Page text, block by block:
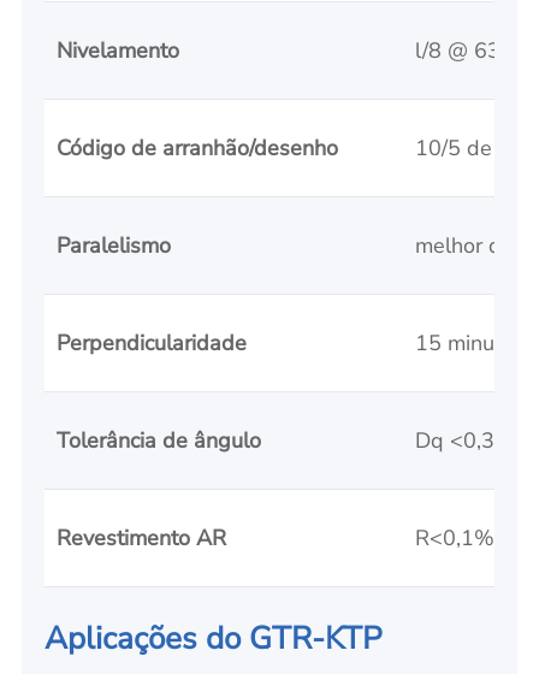
Nivelamento l/8 @ 633
Código de arranhão/desenho 10/5 de
Paralelismo melhor que
Perpendicularidade 15 minutos
Tolerância de ângulo Dq <0,3, Df
Revestimento AR R<0,1% a
Aplicações do GTR-KTP